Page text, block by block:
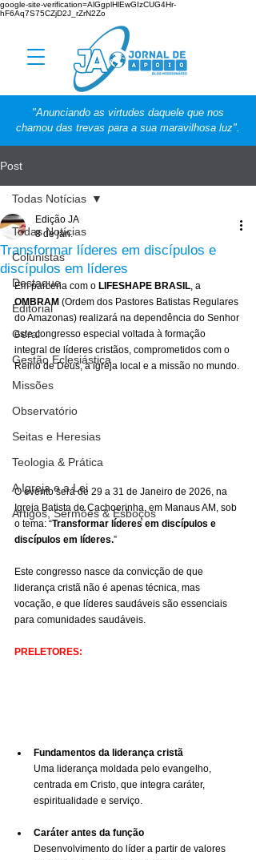
google-site-verification=AlGgplHlEwGIzCUG4Hr-
hF6Aq7S75CZjD2J_rZrN2Zo
"Anunciando as virtudes daquele que nos
chamou das trevas para a sua maravilhosa luz".
Post
Todas Notícias
Colunistas
Destaque
Editorial
Geral
Gestão Eclesiástica
Missões
Observatório
Seitas e Heresias
Teologia & Prática
A Igreja e a Lei
Artigos, Sermões & Esboços
Todas Notícias
Transformar líderes em discípulos e
discípulos em líderes
Edição JA
8 de jan.
Em parceria com o LIFESHAPE BRASIL, a
OMBRAM (Ordem dos Pastores Batistas Regulares
do Amazonas) realizará na dependência do Senhor
este congresso especial voltada à formação
integral de líderes cristãos, comprometidos com o
Reino de Deus, a igreja local e a missão no mundo.
O evento será de 29 a 31 de Janeiro de 2026, na
Igreja Batista de Cachoerinha, em Manaus AM, sob
o tema: “Transformar líderes em discípulos e
discípulos em líderes.”
Este congresso nasce da convicção de que
liderança cristã não é apenas técnica, mas
vocação, e que líderes saudáveis são essenciais
para comunidades saudáveis.
PRELETORES:
Fundamentos da liderança cristã
Uma liderança moldada pelo evangelho,
centrada em Cristo, que integra caráter,
espiritualidade e serviço.
Caráter antes da função
Desenvolvimento do líder a partir de valores